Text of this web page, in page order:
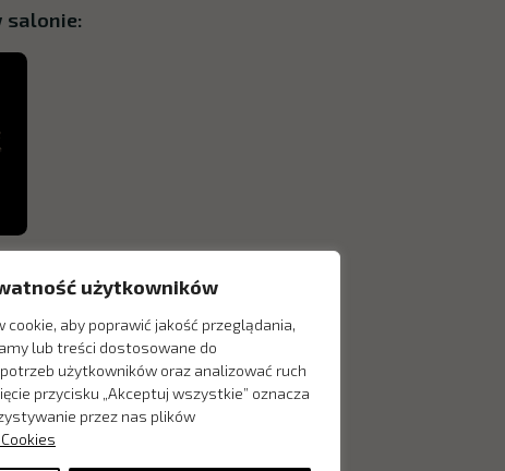
użytkowników
cookie, aby poprawić jakość przeglądania,
lub treści dostosowane do
użytkowników oraz analizować ruch
przycisku „Akceptuj wszystkie” oznacza
przez nas plików
salonie: